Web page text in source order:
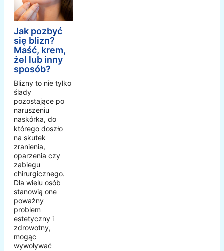
Jak pozbyć
się blizn?
Maść, krem,
żel lub inny
sposób?
Blizny to nie tylko
ślady
pozostające po
naruszeniu
naskórka, do
którego doszło
na skutek
zranienia,
oparzenia czy
zabiegu
chirurgicznego.
Dla wielu osób
stanowią one
poważny
problem
estetyczny i
zdrowotny,
mogąc
wywoływać